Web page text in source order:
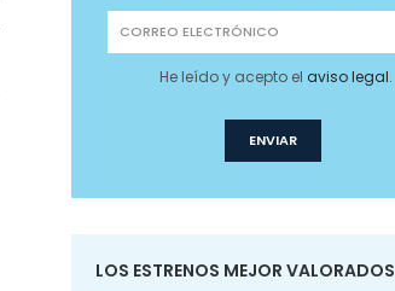
He leído y acepto elaviso legal.
LOS ESTRENOS MEJOR VALORADOS